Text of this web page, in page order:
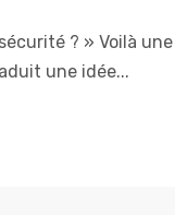
? » Voilà une
une idée...